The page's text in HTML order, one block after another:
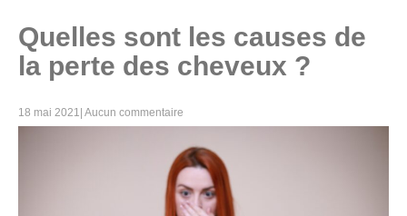
Quelles sont les causes de
la perte des cheveux ?
18 mai 2021 Aucun commentaire